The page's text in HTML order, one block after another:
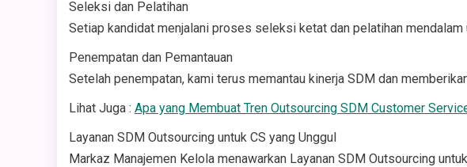
Seleksi dan Pelatihan
Setiap kandidat menjalani proses seleksi ketat dan pelatihan
Penempatan dan Pemantauan
Setelah penempatan, kami terus memantau kinerja SDM dan
Lihat Juga : Apa yang Membuat Tren Outsourcing SDM Customer
Layanan SDM Outsourcing untuk CS yang Unggul
Markaz Manajemen Kelola menawarkan Layanan SDM Outsourcing